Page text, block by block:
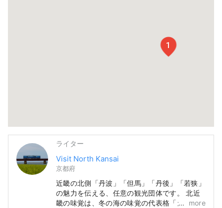
1
ライター
Visit North Kansai
京都府
近畿の北側「丹波」「但馬」「丹後」「若狭」
の魅力を伝える、任意の観光団体です。 北近
畿の味覚は、冬の海の味覚の代表格「カニ」だ
more